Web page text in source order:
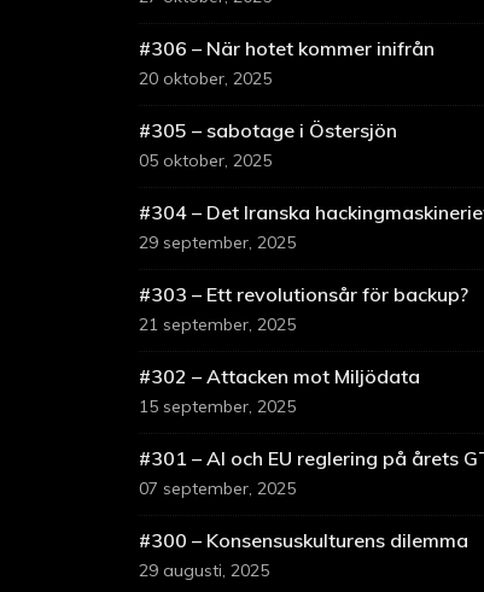
#306 – När hotet kommer inifrån
20 oktober, 2025
#305 – sabotage i Östersjön
05 oktober, 2025
#304 – Det Iranska
29 september, 2025
#303 – Ett revolutionsår för backup?
21 september, 2025
#302 – Attacken mot Miljödata
15 september, 2025
#301 – AI och EU reglering på årets
07 september, 2025
#300 – Konsensuskulturens dilemma
29 augusti, 2025